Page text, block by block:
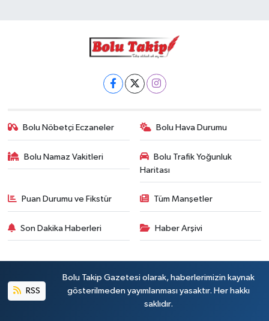
Bolu Nöbetçi Eczaneler Bolu Hava Durumu
Bolu Namaz Vakitleri
Bolu Trafik Yoğunluk
Haritası
Puan Durumu ve Fikstür Tüm Manşetler
Son Dakika Haberleri Haber Arşivi
RSS
Bolu Takip Gazetesi olarak, haberlerimizin kaynak
gösterilmeden yayımlanması yasaktır. Her hakkı
saklıdır.